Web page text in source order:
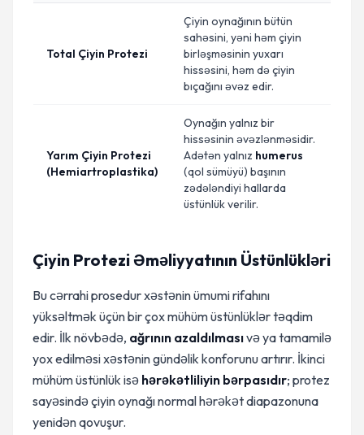
Total Çiyin Protezi
Çiyin oynağının bütün
sahəsini, yəni həm çiyin
birləşməsinin yuxarı
hissəsini, həm də çiyin
bıçağını əvəz edir.
Yarım Çiyin Protezi
(Hemiartroplastika)
Oynağın yalnız bir
hissəsinin əvəzlənməsidir.
Adətən yalnız humerus
(qol sümüyü) başının
zədələndiyi hallarda
üstünlük verilir.
Çiyin Protezi Əməliyyatının Üstünlükləri
Bu cərrahi prosedur xəstənin ümumi rifahını
yüksəltmək üçün bir çox mühüm üstünlüklər təqdim
edir. İlk növbədə, ağrının azaldılmasıvə ya tamamilə
yox edilməsi xəstənin gündəlik konforunu artırır. İkinci
mühüm üstünlük isə hərəkətliliyin bərpasıdır; protez
sayəsində çiyin oynağı normal hərəkət diapazonuna
yenidən qovuşur.